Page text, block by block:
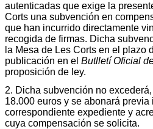
autenticadas que exige la
Corts una subvención en
que han incurrido directamente
recogida de firmas. Dicha
la Mesa de Les Corts en el plazo
publicación en el Butlletí Oficial
proposición de ley.
2. Dicha subvención no
18.000 euros y se abonará previa
correspondiente expediente y
cuya compensación se solicita.